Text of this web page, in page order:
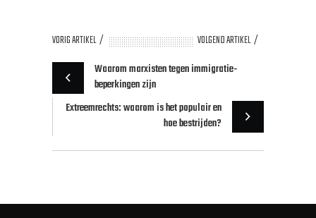
VORIG ARTIKEL
VOLGEND ARTIKEL
Waarom marxisten tegen immigratie-
beperkingen zijn
Extreemrechts: waarom is het populair en
hoe bestrijden?